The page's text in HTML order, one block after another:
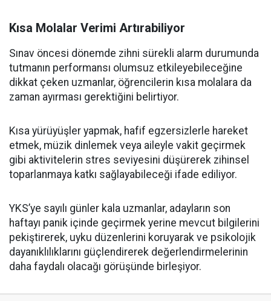
Kısa Molalar Verimi Artırabiliyor
Sınav öncesi dönemde zihni sürekli alarm durumunda
tutmanın performansı olumsuz etkileyebileceğine
dikkat çeken uzmanlar, öğrencilerin kısa molalara da
zaman ayırması gerektiğini belirtiyor.
Kısa yürüyüşler yapmak, hafif egzersizlerle hareket
etmek, müzik dinlemek veya aileyle vakit geçirmek
gibi aktivitelerin stres seviyesini düşürerek zihinsel
toparlanmaya katkı sağlayabileceği ifade ediliyor.
YKS’ye sayılı günler kala uzmanlar, adayların son
haftayı panik içinde geçirmek yerine mevcut bilgilerini
pekiştirerek, uyku düzenlerini koruyarak ve psikolojik
dayanıklılıklarını güçlendirerek değerlendirmelerinin
daha faydalı olacağı görüşünde birleşiyor.